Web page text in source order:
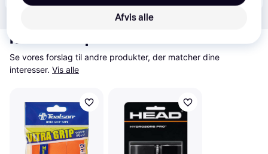
Relaterede produkter
Se vores forslag til andre produkter, der matcher dine
interesser. Vis alle
Afvis alle